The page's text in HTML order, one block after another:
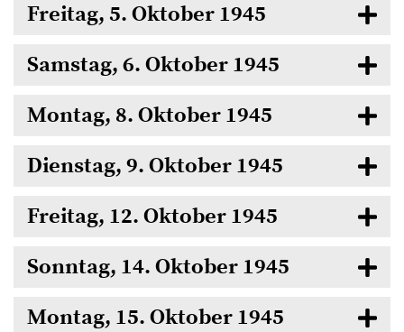
Freitag, 5. Oktober 1945
Samstag, 6. Oktober 1945
Montag, 8. Oktober 1945
Dienstag, 9. Oktober 1945
Freitag, 12. Oktober 1945
Sonntag, 14. Oktober 1945
Montag, 15. Oktober 1945